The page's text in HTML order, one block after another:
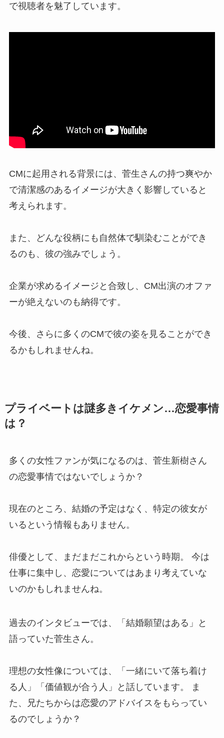
で視聴者を魅了しています。
CMに起用される背景には、菅生さんの持つ爽やか
で清潔感のあるイメージが大きく影響していると
考えられます。
また、どんな役柄にも自然体で馴染むことができ
るのも、彼の強みでしょう。
企業が求めるイメージと合致し、CM出演のオファ
ーが絶えないのも納得です。
今後、さらに多くのCMで彼の姿を見ることができ
るかもしれませんね。
プライベートは謎多きイケメン…恋愛事情
は？
多くの女性ファンが気になるのは、菅生新樹さん
の恋愛事情ではないでしょうか？
現在のところ、結婚の予定はなく、特定の彼女が
いるという情報もありません。
俳優として、まだまだこれからという時期。 今は
仕事に集中し、恋愛についてはあまり考えていな
いのかもしれませんね。
過去のインタビューでは、「結婚願望はある」と
語っていた菅生さん。
理想の女性像については、「一緒にいて落ち着け
る人」「価値観が合う人」と話しています。 ま
た、兄たちからは恋愛のアドバイスをもらってい
るのでしょうか？